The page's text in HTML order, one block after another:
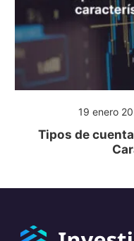
19 enero
Tipos de